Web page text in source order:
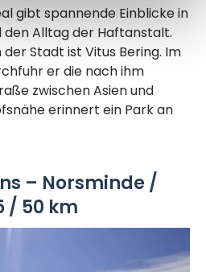
gibt spannende Einblicke in
den Alltag der Haftanstalt.
Stadt ist Vitus Bering. Im
er die nach ihm
zwischen Asien und
erinnert ein Park an
– Norsminde /
/ 50 km